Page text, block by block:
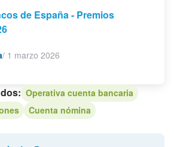
de España - Premios
/ 1 marzo 2026
Operativa cuenta bancaria
Cuenta nómina